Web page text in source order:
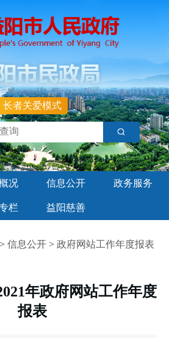
长者关爱模式
况 信息公开 政务服务
栏 益阳慈善
> 信息公开 > 政府网站工作年度报表
年政府网站工作年度
报表